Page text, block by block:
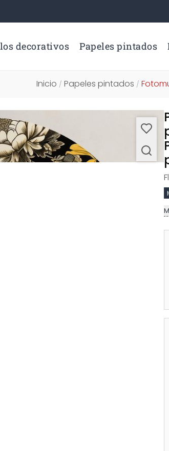
decorativos Papeles pintados
Inicio / Papeles pintados /